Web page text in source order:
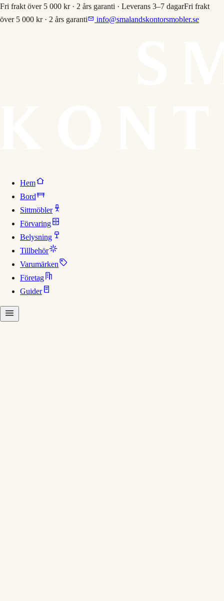
Fri frakt över 5 000 kr · 2 års garanti · Leverans 3–7 dagarFri frakt
över 5 000 kr · 2 års garanti
info@smalandskontorsmobler.se
Hem
Bord
Sittmöbler
Förvaring
Belysning
Tillbehör
Varumärken
Företag
Guider